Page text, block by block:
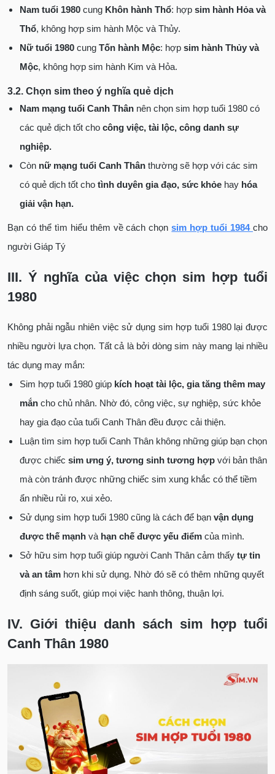
Nam tuổi 1980 cung Khôn hành Thổ: hợp sim hành Hỏa và
Thổ, không hợp sim hành Mộc và Thủy.
Nữ tuổi 1980 cung Tốn hành Mộc: hợp sim hành Thủy và
Mộc, không hợp sim hành Kim và Hỏa.
3.2. Chọn sim theo ý nghĩa quẻ dịch
Nam mạng tuổi Canh Thân nên chọn sim hợp tuổi 1980 có
các quẻ dịch tốt cho công việc, tài lộc, công danh sự
nghiệp.
Còn nữ mạng tuổi Canh Thân thường sẽ hợp với các sim
có quẻ dịch tốt cho tình duyên gia đạo, sức khỏe hay hóa
giải vận hạn.
Bạn có thể tìm hiểu thêm về cách chọnsim hợp tuổi 1984cho
người Giáp Tý
III. Ý nghĩa của việc chọn sim hợp tuổi
1980
Không phải ngẫu nhiên việc sử dụng sim hợp tuổi 1980 lại được
nhiều người lựa chọn. Tất cả là bởi dòng sim này mang lại nhiều
tác dụng may mắn:
Sim hợp tuổi 1980 giúp kích hoạt tài lộc, gia tăng thêm may
mắn cho chủ nhân. Nhờ đó, công việc, sự nghiệp, sức khỏe
hay gia đạo của tuổi Canh Thân đều được cải thiện.
Luận tìm sim hợp tuổi Canh Thân không những giúp bạn chọn
được chiếc sim ưng ý, tương sinh tương hợp với bản thân
mà còn tránh được những chiếc sim xung khắc có thể tiềm
ẩn nhiều rủi ro, xui xẻo.
Sử dụng sim hợp tuổi 1980 cũng là cách để bạn vận dụng
được thế mạnh và hạn chế được yếu điểm của mình.
Sở hữu sim hợp tuổi giúp người Canh Thân cảm thấy tự tin
và an tâm hơn khi sử dụng. Nhờ đó sẽ có thêm những quyết
định sáng suốt, giúp mọi việc hanh thông, thuận lợi.
IV. Giới thiệu danh sách sim hợp tuổi
Canh Thân 1980